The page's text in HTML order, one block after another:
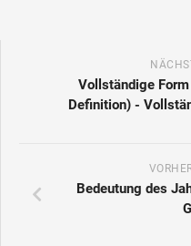
Vollständige
Definition) -
Bedeutung des